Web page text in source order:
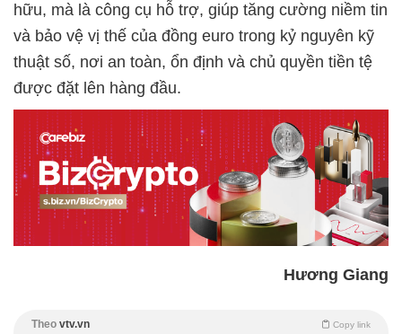
hữu, mà là công cụ hỗ trợ, giúp tăng cường niềm tin
và bảo vệ vị thế của đồng euro trong kỷ nguyên kỹ
thuật số, nơi an toàn, ổn định và chủ quyền tiền tệ
được đặt lên hàng đầu.
Hương Giang
Theo vtv.vn Copy link